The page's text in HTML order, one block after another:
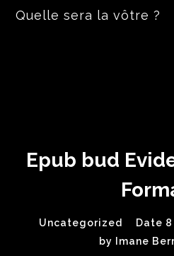
Quelle sera la vôtre ?
Epub bud
Uncategorized
Date
by
Imane